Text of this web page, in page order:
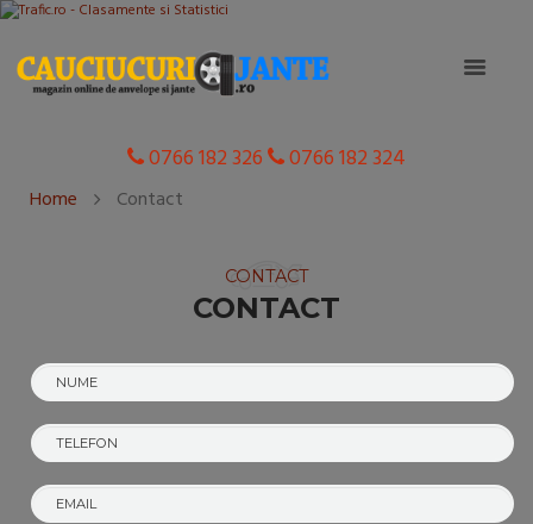
0766 182 326 0766 182 324
Home Contact
CONTACT
CONTACT